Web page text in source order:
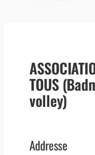
TOUS
volley)
Addresse